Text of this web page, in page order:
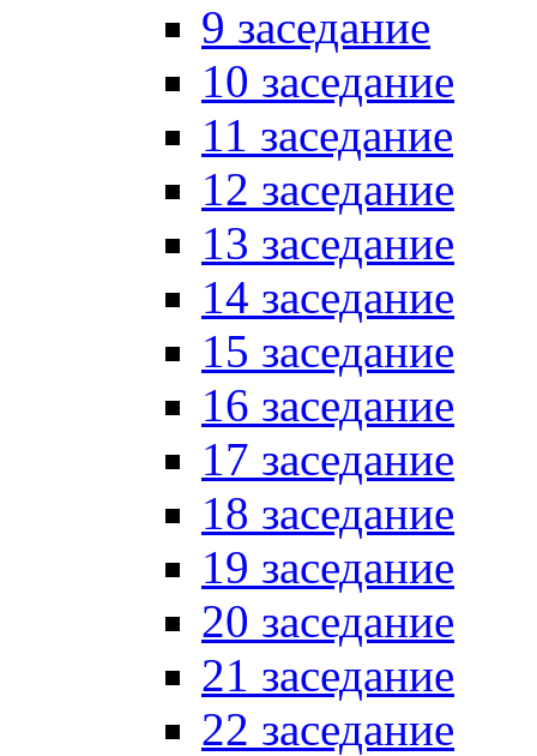
9 заседание
10 заседание
11 заседание
12 заседание
13 заседание
14 заседание
15 заседание
16 заседание
17 заседание
18 заседание
19 заседание
20 заседание
21 заседание
22 заседание